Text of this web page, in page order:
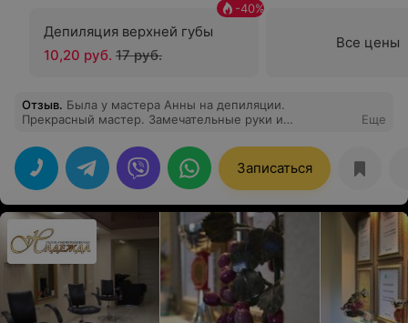
Депиляция верхней губы
-40%
10,20 руб. 17 руб.
Все цены
Отзыв. Была у мастера Анны на депиляции.
Прекрасный мастер. Замечательные руки и
Еще
Записаться